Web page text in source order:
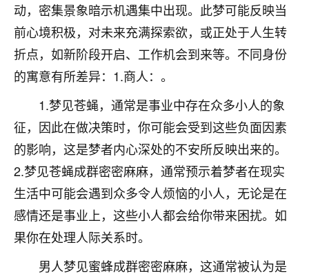
动，密集景象暗示机遇集中出现。此梦可能反映当
前心境积极，对未来充满探索欲，或正处于人生转
折点，如新阶段开启、工作机会到来等。不同身份
的寓意有所差异：1.商人：。
1.梦见苍蝇，通常是事业中存在众多小人的象
征，因此在做决策时，你可能会受到这些负面因素
的影响，这是梦者内心深处的不安所反映出来的。
2.梦见苍蝇成群密密麻麻，通常预示着梦者在现实
生活中可能会遇到众多令人烦恼的小人，无论是在
感情还是事业上，这些小人都会给你带来困扰。如
果你在处理人际关系时。
男人梦见蜜蜂成群密密麻麻，这通常被认为是
1天前 来自四川 9
金白水清
我也想找老师看看，有没有人给个联系方式的啊？
鹿森：慧来老师微信：gjsy0624
1天前 来自江西 12
青春168
我也想要，我也想要！
2天前 来自山西 15
Jessica李
刚去世了。